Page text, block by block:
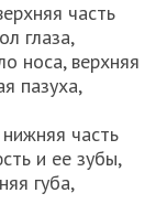
часть
глаза,
носа, верхняя
пазуха,
часть
и ее зубы,
губа,